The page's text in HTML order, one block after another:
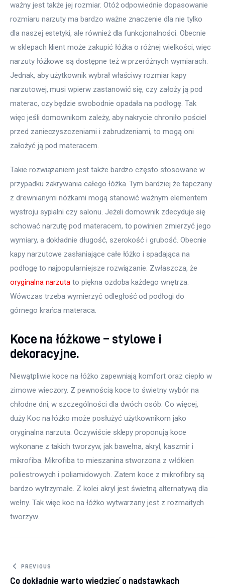
ważny jest także jej rozmiar. Otóż odpowiednie dopasowanie
rozmiaru narzuty ma bardzo ważne znaczenie dla nie tylko
dla naszej estetyki, ale również dla funkcjonalności. Obecnie
w sklepach klient może zakupić łóżka o różnej wielkości, więc
narzuty łóżkowe są dostępne też w przeróżnych wymiarach.
Jednak, aby użytkownik wybrał właściwy rozmiar kapy
narzutowej, musi wpierw zastanowić się, czy założy ją pod
materac, czy będzie swobodnie opadała na podłogę. Tak
więc jeśli domownikom zależy, aby nakrycie chroniło pościel
przed zanieczyszczeniami i zabrudzeniami, to mogą oni
założyć ją pod materacem.
Takie rozwiązaniem jest także bardzo często stosowane w
przypadku zakrywania całego łóżka. Tym bardziej że tapczany
z drewnianymi nóżkami mogą stanowić ważnym elementem
wystroju sypialni czy salonu. Jeżeli domownik zdecyduje się
schować narzutę pod materacem, to powinien zmierzyć jego
wymiary, a dokładnie długość, szerokość i grubość. Obecnie
kapy narzutowe zasłaniające całe łóżko i spadająca na
podłogę to najpopularniejsze rozwiązanie. Zwłaszcza, że
oryginalna narzuta to piękna ozdoba każdego wnętrza.
Wówczas trzeba wymierzyć odległość od podłogi do
górnego krańca materaca.
Koce na łóżkowe – stylowe i
dekoracyjne.
Niewątpliwie koce na łóżko zapewniają komfort oraz ciepło w
zimowe wieczory. Z pewnością koce to świetny wybór na
chłodne dni, w szczególności dla dwóch osób. Co więcej,
duży Koc na łóżko może posłużyć użytkownikom jako
oryginalna narzuta. Oczywiście sklepy proponują koce
wykonane z takich tworzyw, jak bawełna, akryl, kaszmir i
mikrofiba. Mikrofiba to mieszanina stworzona z włókien
poliestrowych i poliamidowych. Zatem koce z mikrofibry są
bardzo wytrzymałe. Z kolei akryl jest świetną alternatywą dla
wełny. Tak więc koc na łóżko wytwarzany jest z rozmaitych
tworzyw.
Nawigacja
wpisu
PREVIOUS
Co dokładnie warto wiedzieć o nadstawkach